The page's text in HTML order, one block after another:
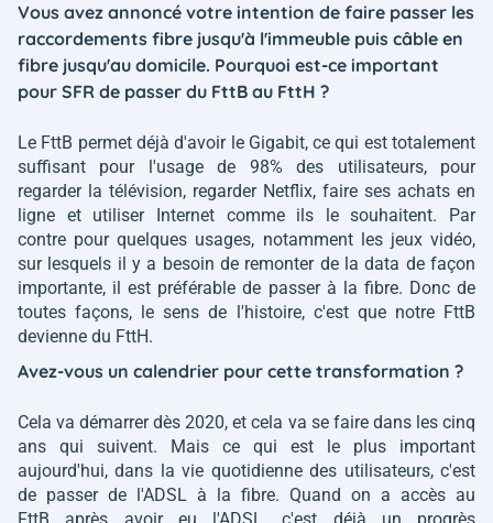
Vous avez annoncé votre intention de faire passer les
raccordements fibre jusqu'à l'immeuble puis câble en
fibre jusqu'au domicile. Pourquoi est-ce important
pour SFR de passer du FttB au FttH ?
Le FttB permet déjà d'avoir le Gigabit, ce qui est totalement
suffisant pour l'usage de 98% des utilisateurs, pour
regarder la télévision, regarder Netflix, faire ses achats en
ligne et utiliser Internet comme ils le souhaitent. Par
contre pour quelques usages, notamment les jeux vidéo,
sur lesquels il y a besoin de remonter de la data de façon
importante, il est préférable de passer à la fibre. Donc de
toutes façons, le sens de l'histoire, c'est que notre FttB
devienne du FttH.
Avez-vous un calendrier pour cette transformation ?
Cela va démarrer dès 2020, et cela va se faire dans les cinq
ans qui suivent. Mais ce qui est le plus important
aujourd'hui, dans la vie quotidienne des utilisateurs, c'est
de passer de l'ADSL à la fibre. Quand on a accès au